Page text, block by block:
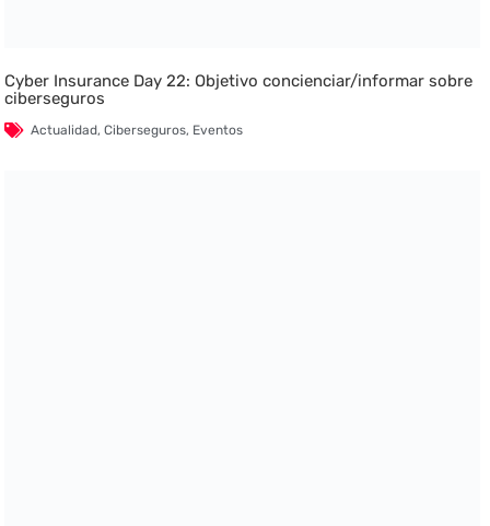
Cyber Insurance Day 22: Objetivo concienciar/informar sobre
ciberseguros
Actualidad,Ciberseguros, Eventos